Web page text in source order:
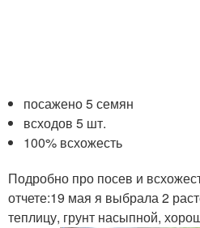
посажено 5 семян
всходов 5 шт.
100% всхожесть
Подробно про посев и
отчете:19 мая я выбрала 2
теплицу, грунт насыпной,